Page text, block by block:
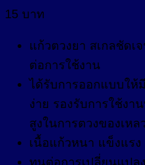
15 บาท
แก้วตวงยา สเกลชัดเ
ต่อการใช้งาน
ได้รับการออกแบบให้
ง่าย รองรับการใช้งา
สูงในการตวงของเหล
เนื้อแก้วหนา แข็งแร
ทนต่อการเปลี่ยนแป